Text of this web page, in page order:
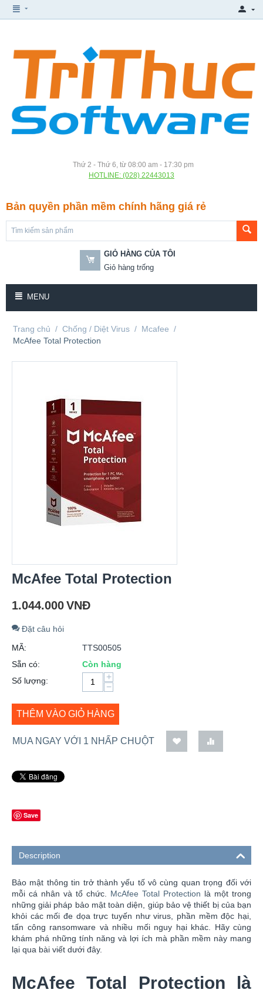
Thứ 2 - Thứ 6, từ 08:00 am - 17:30 pm
HOTLINE: (028) 22443013
Bản quyền phần mềm chính hãng giá rẻ
GIỎ HÀNG CỦA TÔI
Giỏ hàng trống
MENU
Trang chủ / Chống / Diệt Virus / Mcafee /
McAfee Total Protection
McAfee Total Protection
1.044.000VNĐ
Đặt câu hỏi
MÃ:
TTS00505
Sẵn có:
Còn hàng
Số lượng:
+
−
THÊM VÀO GIỎ HÀNG
MUA NGAY VỚI 1 NHẤP CHUỘT
Save
Description
Bảo mật thông tin trở thành yếu tố vô cùng quan trọng đối với
mỗi cá nhân và tổ chức. McAfee Total Protection là một trong
những giải pháp bảo mật toàn diện, giúp bảo vệ thiết bị của bạn
khỏi các mối đe dọa trực tuyến như virus, phần mềm độc hại,
tấn công ransomware và nhiều mối nguy hại khác. Hãy cùng
khám phá những tính năng và lợi ích mà phần mềm này mang
lại qua bài viết dưới đây.
McAfee Total Protection là